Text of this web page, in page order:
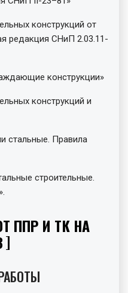
конструкций от
редакция СНиП 2.03.11-
конструкции»
конструкций и
стальные. Правила
строительные.
ППР И ТК НА